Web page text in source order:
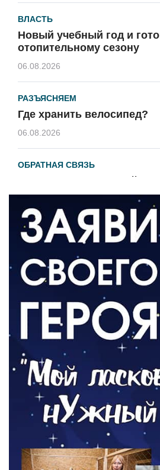
ВЛАСТЬ
Новый учебный год и
отопительному сезону
06.08.2026
РАЗЪЯСНЯЕМ
Где хранить велосипед?
06.08.2026
ОБРАТНАЯ СВЯЗЬ
Администрация онлайн
ВЛАСТЬ
День памяти и
06.08.2026
Новый настил на экотропе
05.08.2026